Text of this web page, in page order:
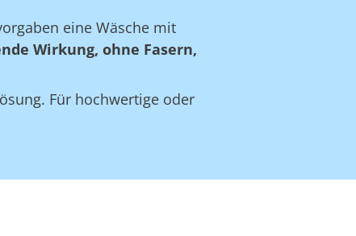
eine Wäsche mit
Wirkung, ohne Fasern,
Für hochwertige oder